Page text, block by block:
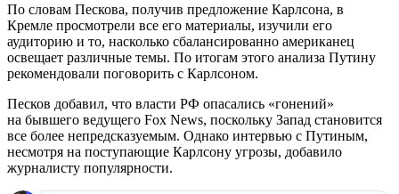
По словам Пескова, получив предложение Карлсона, в
Кремле просмотрели все его материалы, изучили его
аудиторию и то, насколько сбалансированно американец
освещает различные темы. По итогам этого анализа Путину
рекомендовали поговорить с Карлсоном.
Песков добавил, что власти РФ опасались «гонений»
на бывшего ведущего Fox News, поскольку Запад становится
все более непредсказуемым. Однако интервью с Путиным,
несмотря на поступающие Карлсону угрозы, добавило
журналисту популярности.